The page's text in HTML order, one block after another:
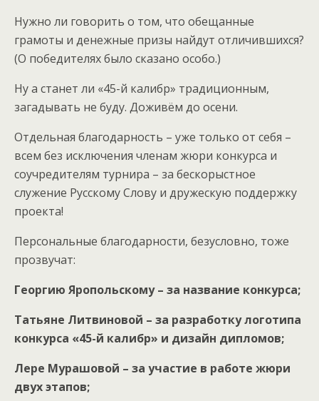
Нужно ли говорить о том, что обещанные
грамоты и денежные призы найдут отличившихся?
(О победителях было сказано особо.)
Ну а станет ли «45-й калибр» традиционным,
загадывать не буду. Доживём до осени.
Отдельная благодарность – уже только от себя –
всем без исключения членам жюри конкурса и
соучредителям турнира – за бескорыстное
служение Русскому Слову и дружескую поддержку
проекта!
Персональные благодарности, безусловно, тоже
прозвучат:
Георгию Яропольскому – за название конкурса;
Татьяне Литвиновой – за разработку логотипа
конкурса «45-й калибр» и дизайн дипломов;
Лере Мурашовой – за участие в работе жюри
двух этапов;